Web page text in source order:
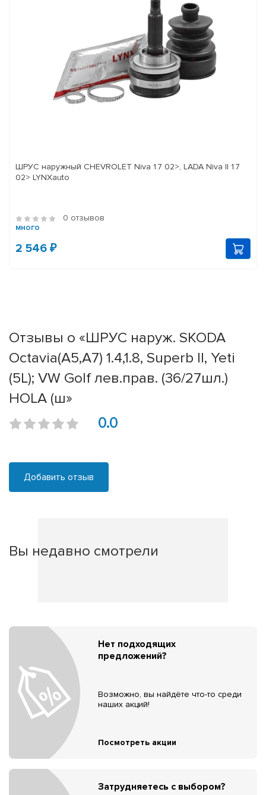
ШРУС наружный CHEVROLET Niva 1.7 02>, LADA Niva II 1.7
02> LYNXauto
0 отзывов
много
2 546 ₽
Отзывы о «ШРУС наруж. SKODA
Octavia(A5,A7) 1.4,1.8, Superb II, Yeti
(5L); VW Golf лев.прав. (36/27шл.)
HOLA (ш»
0.0
Добавить отзыв
Вы недавно смотрели
Нет подходящих
предложений?
Возможно, вы найдёте что-то среди
наших акций!
Посмотреть акции
Затрудняетесь с выбором?